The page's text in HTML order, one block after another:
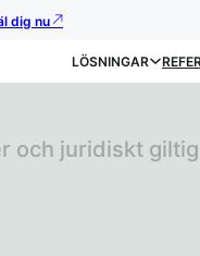
dig nu
LÖSNINGAR
och juridiskt giltig